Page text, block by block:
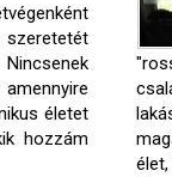
szeretetét
életet
hozzám